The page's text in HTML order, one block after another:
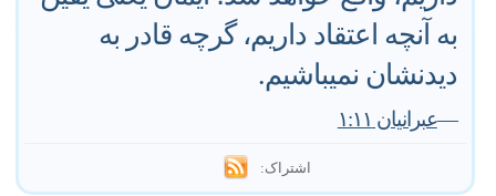
به آنچه اعتقاد داريم، گرچه قادر به
ديدنشان نميباشيم.
—عبرانیان ۱:۱۱
اشتراک: